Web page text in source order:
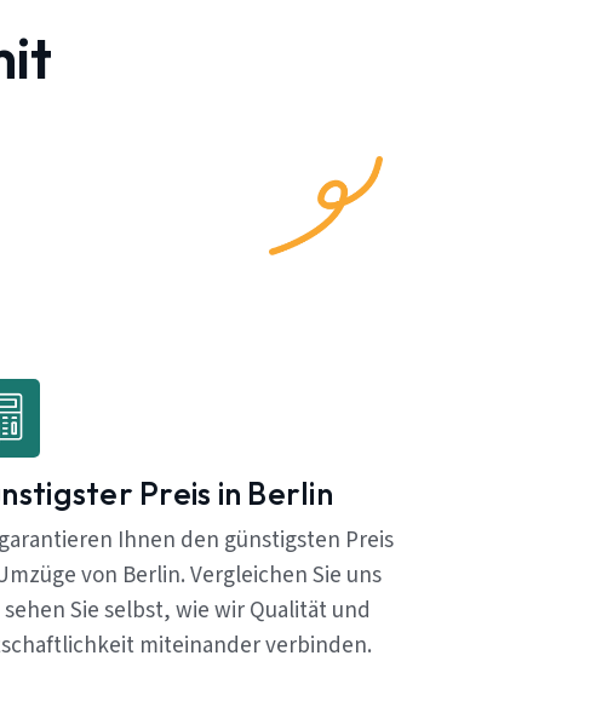
Preis in Berlin
Ihnen den günstigsten Preis
von Berlin. Vergleichen Sie uns
Sie selbst, wie wir Qualität und
miteinander verbinden.